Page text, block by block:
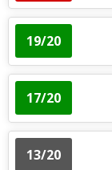
19/20
17/20
13/20